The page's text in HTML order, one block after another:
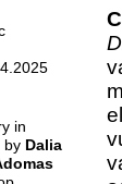
in
by Dalia